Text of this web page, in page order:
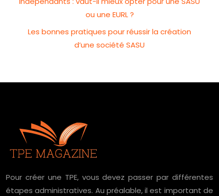
ou une EURL ?
Les bonnes pratiques pour réussir la création
d’une société SASU
Pour créer une TPE, vous devez passer par différentes
étapes administratives. Au préalable, il est important de